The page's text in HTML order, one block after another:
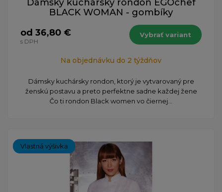
Dámsky kuchársky rondon EGOchef
BLACK WOMAN - gombíky
od 36,80 €
s DPH
Vybrať variant
Na objednávku do 2 týždňov
Dámsky kuchársky rondon, ktorý je vytvarovaný pre
ženskú postavu a preto perfektne sadne každej žene
Čo ti rondon Black women vo čiernej...
Vlastná výšivka